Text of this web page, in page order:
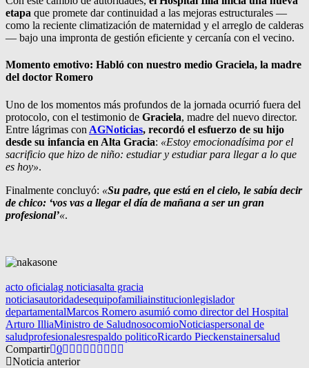
etapa que promete dar continuidad a las mejoras estructurales —
como la reciente climatización de maternidad y el arreglo de calderas
— bajo una impronta de gestión eficiente y cercanía con el vecino.
Momento emotivo: Habló con nuestro medio Graciela, la madre
del doctor Romero
Uno de los momentos más profundos de la jornada ocurrió fuera del
protocolo, con el testimonio de Graciela, madre del nuevo director.
Entre lágrimas con AGNoticias, recordó el esfuerzo de su hijo
desde su infancia en Alta Gracia: «Estoy emocionadísima por el
sacrificio que hizo de niño: estudiar y estudiar para llegar a lo que
es hoy».
Finalmente concluyó: «Su padre, que está en el cielo, le sabía decir
de chico: ‘vos vas a llegar el día de mañana a ser un gran
profesional’«.
acto oficialag noticiasalta gracia
noticiasautoridadesequipofamiliainstitucionlegislador
departamentalMarcos Romero asumió como director del Hospital
Arturo IlliaMinistro de SaludnosocomioNoticiaspersonal de
saludprofesionalesrespaldo politicoRicardo Pieckenstainersalud
Compartir 0
Noticia anterior